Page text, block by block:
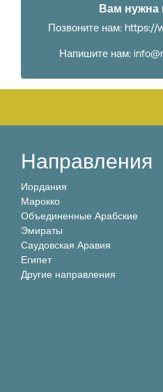
Вам
Позвоните нам:
Напишите нам:
Направления
Иордания
Марокко
Объединенные Арабские
Эмираты
Саудовская Аравия
Египет
Другие направления